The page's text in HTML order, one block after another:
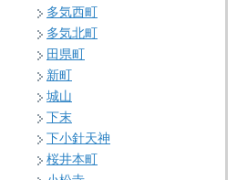
多気西町
多気北町
田県町
新町
城山
下末
下小針天神
桜井本町